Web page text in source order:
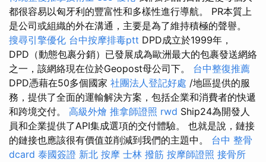
都很容易以匈牙利的豐富性和多樣性進行導航。 PR本質上
是公司或組織的外在溝通，主要是為了維持積極的聲譽。
搜尋引擎優化 台中按摩排毒ptt DPD成立於1999年，
DPD（動態包裹分銷）已發展成為歐洲最大的包裹發送網絡
之一，該網絡現在位於Geopost母公司下。 台中整復推薦
DPD憑藉在50多個國家 社團法人登記好處 /地區提供的服
務，提供了全面的運輸解決方案，包括企業和消費者的快遞
和跨境交付。 高級外燴 推拿師證照 rwd Ship24為開發人
員和企業提供了API集成選項的交付體驗。 也就是說，鏈接
的鏈接也應該很有價值並削減到我們的主題中。 台中 整骨
dcard 泰國簽證 新北 按摩 士林 撥筋 按摩師證照 接骨所